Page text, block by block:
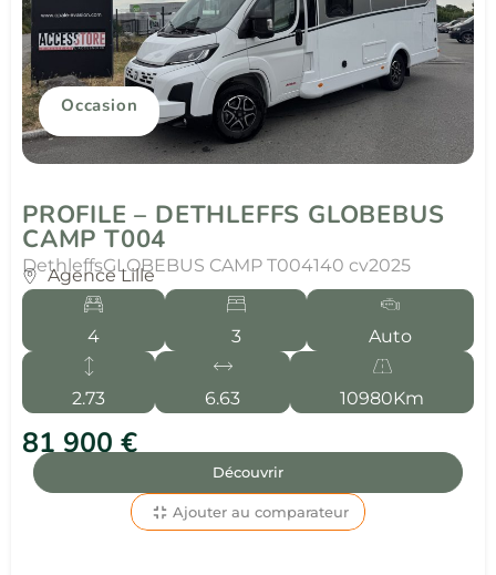
Occasion
PROFILE – DETHLEFFS GLOBEBUS
CAMP T004
DethleffsGLOBEBUS CAMP T004140 cv2025
Agence Lille
4 3 Auto
2.73 6.63 10980Km
81 900 €
Découvrir
Ajouter au comparateur